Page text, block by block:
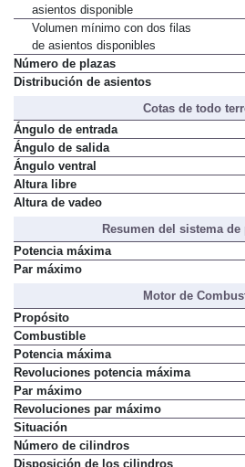
asientos disponible
Volumen mínimo con dos filas
de asientos disponibles
Número de plazas
Distribución de asientos
Cotas de todo
Ángulo de entrada
Ángulo de salida
Ángulo ventral
Altura libre
Altura de vadeo
Resumen del sistema
Potencia máxima
Par máximo
Motor de
Propósito
Combustible
Potencia máxima
Revoluciones potencia máxima
Par máximo
Revoluciones par máximo
Situación
Número de cilindros
Disposición de los cilindros